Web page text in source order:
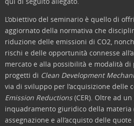
L’obiettivo del seminario è quello di
aggiornato della normativa che
riduzione delle emissioni di CO2,
rischi e delle opportunità connesse
mercato e alla possibilità e modalità di
progetti di Clean Development
via di sviluppo per l’acquisizione delle
Emission Reductions(CER). Oltre ad un
inquadramento giuridico della materia
assegnazione e all’acquisto delle